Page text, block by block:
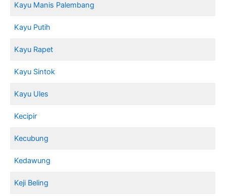
Kayu Manis Palembang
Kayu Putih
Kayu Rapet
Kayu Sintok
Kayu Ules
Kecipir
Kecubung
Kedawung
Keji Beling